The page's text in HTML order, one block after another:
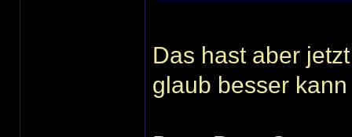
Das hast aber
glaub besser